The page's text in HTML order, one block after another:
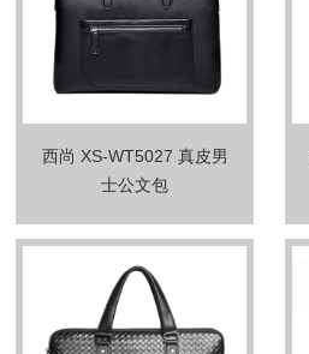
西尚 XS-WT5027 真皮男
士公文包